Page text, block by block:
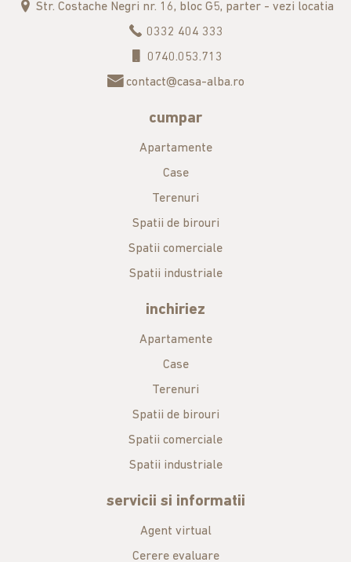
Str. Costache Negri nr. 16, bloc G5, parter - vezi locatia
0332 404 333
0740.053.713
contact@casa-alba.ro
cumpar
Apartamente
Case
Terenuri
Spatii de birouri
Spatii comerciale
Spatii industriale
inchiriez
Apartamente
Case
Terenuri
Spatii de birouri
Spatii comerciale
Spatii industriale
servicii si informatii
Agent virtual
Cerere evaluare